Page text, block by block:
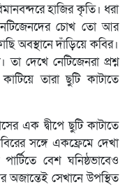
হাজির কৃতি। ধরা
নেটিজেনদের চোখ তো আর
অবস্থানে দাঁড়িয়ে কবির।
দেখে নেটিজেনরা প্রশ্ন
তারা ছুটি কাটাতে
এক দ্বীপে ছুটি কাটাতে
সঙ্গে একফ্রেমে দেখা
বেশ ঘনিষ্ঠভাবেও
অজান্তেই সেখানে উপস্থিত